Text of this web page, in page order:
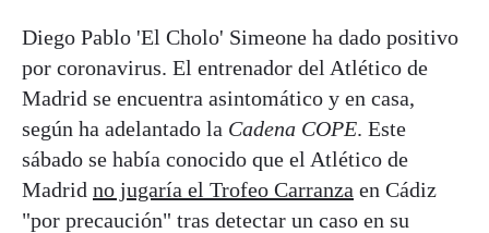
Diego Pablo 'El Cholo' Simeone ha dado positivo
por coronavirus. El entrenador del Atlético de
Madrid se encuentra asintomático y en casa,
según ha adelantado la Cadena COPE. Este
sábado se había conocido que el Atlético de
Madrid no jugaría el Trofeo Carranza en Cádiz
"por precaución" tras detectar un caso en su